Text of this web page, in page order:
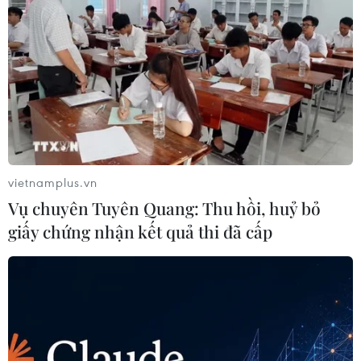
vietnamplus.vn
Vụ chuyên Tuyên Quang: Thu hồi, huỷ bỏ
giấy chứng nhận kết quả thi đã cấp